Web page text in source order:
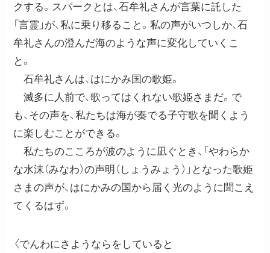
クする。スパークとは、石牟礼さんが言葉に託した
「言霊」が、私に乗り移ること。私の声がいつしか、石
牟礼さんの澄んだ海のような声に変化していくこ
と。
石牟礼さんは、はにかみ国の歌姫。
滅多に人前で、歌ってはくれない歌姫さまだ。で
も、その声を、私たちは海が奏でる子守歌を聞くよう
に楽しむことができる。
私たちのこころが波のように凪ぐとき、「やわらか
な水沫（みなわ）の声明（しょうみょう）」となった歌姫
さまの声が、はにかみの国から届く光のように聞こえ
てくるはず。
〈でんわにさようならをしていると